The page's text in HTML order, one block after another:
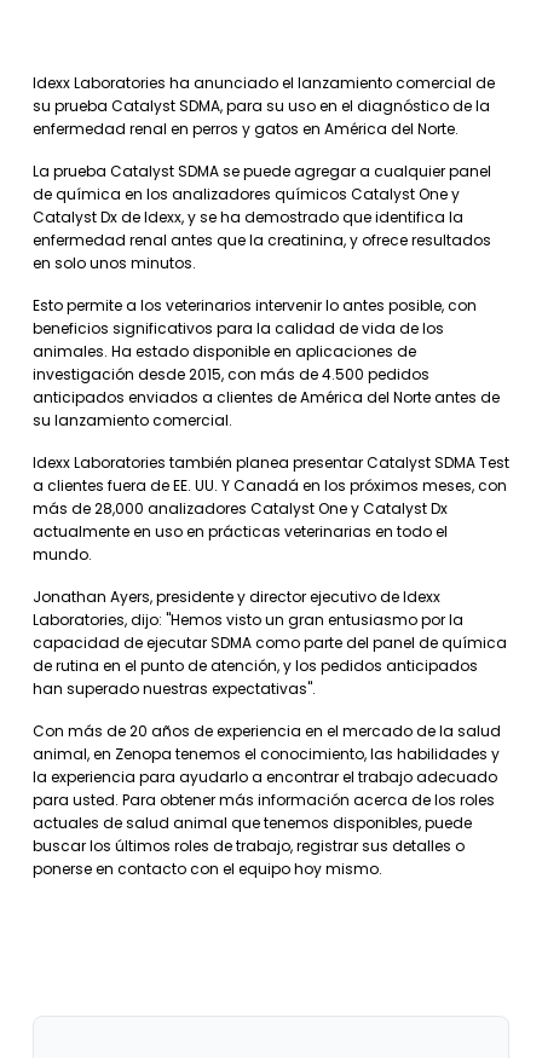
Idexx Laboratories ha anunciado el lanzamiento comercial de
su prueba Catalyst SDMA, para su uso en el diagnóstico de la
enfermedad renal en perros y gatos en América del Norte.
La prueba Catalyst SDMA se puede agregar a cualquier panel
de química en los analizadores químicos Catalyst One y
Catalyst Dx de Idexx, y se ha demostrado que identifica la
enfermedad renal antes que la creatinina, y ofrece resultados
en solo unos minutos.
Esto permite a los veterinarios intervenir lo antes posible, con
beneficios significativos para la calidad de vida de los
animales. Ha estado disponible en aplicaciones de
investigación desde 2015, con más de 4.500 pedidos
anticipados enviados a clientes de América del Norte antes de
su lanzamiento comercial.
Idexx Laboratories también planea presentar Catalyst SDMA Test
a clientes fuera de EE. UU. Y Canadá en los próximos meses, con
más de 28,000 analizadores Catalyst One y Catalyst Dx
actualmente en uso en prácticas veterinarias en todo el
mundo.
Jonathan Ayers, presidente y director ejecutivo de Idexx
Laboratories, dijo: "Hemos visto un gran entusiasmo por la
capacidad de ejecutar SDMA como parte del panel de química
de rutina en el punto de atención, y los pedidos anticipados
han superado nuestras expectativas".
Con más de 20 años de experiencia en el mercado de la salud
animal, en Zenopa tenemos el conocimiento, las habilidades y
la experiencia para ayudarlo a encontrar el trabajo adecuado
para usted. Para obtener más información acerca de los roles
actuales de salud animal que tenemos disponibles, puede
buscar los últimos roles de trabajo, registrar sus detalles o
ponerse en contacto con el equipo hoy mismo.